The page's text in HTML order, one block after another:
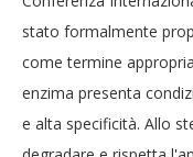
stato formalmente
come termine
enzima presenta
e alta specificità. Allo